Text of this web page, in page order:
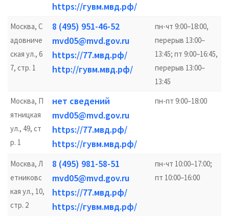
https://гувм.мвд.рф/
Москва, С
адовниче
ская ул., 6
7, стр. 1
8 (495) 951-46-52
mvd05@mvd.gov.ru
https://77.мвд.рф/
http://гувм.мвд.рф/
пн-чт 9:00–18:00,
перерыв 13:00–
13:45; пт 9:00–16:45,
перерыв 13:00–
13:45
Москва, П
ятницкая
ул., 49, ст
р. 1
нет сведений
mvd05@mvd.gov.ru
https://77.мвд.рф/
https://гувм.мвд.рф/
пн-пт 9:00–18:00
Москва, Л
етниковс
кая ул., 10,
стр. 2
8 (495) 981-58-51
mvd05@mvd.gov.ru
https://77.мвд.рф/
https://гувм.мвд.рф/
пн-чт 10:00–17:00;
пт 10:00–16:00